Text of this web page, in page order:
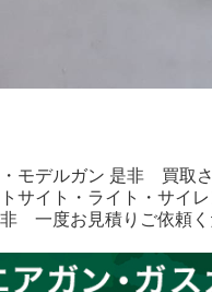
モデルガン 是非 買取
サイト・ライト・サイ
一度お見積りご依頼く